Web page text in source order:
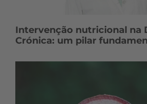
Intervenção nutricional na
Crónica: um pilar